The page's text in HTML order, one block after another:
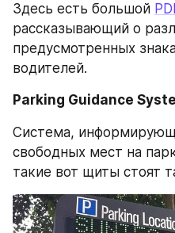
Здесь есть большой
рассказывающий о
предусмотренных
водителей.
Parking Guidance
Система,
свободных мест на
такие вот щиты стоят